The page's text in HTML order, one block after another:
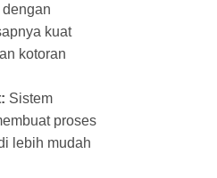
kuat
kotoran
Sistem
proses
lebih mudah